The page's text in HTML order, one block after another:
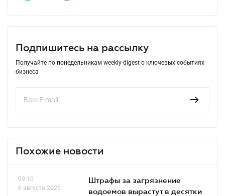
Подпишитесь на рассылку
Получайте по понедельникам weekly-digest о ключевых событиях
бизнеса
Похожие новости
09.10
6 августа 2026
Штрафы за загрязнение
водоемов вырастут в десятки